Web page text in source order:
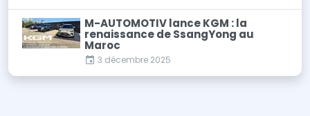
M-AUTOMOTIV lance KGM : la
renaissance de SsangYong au
Maroc
3 décembre 2025